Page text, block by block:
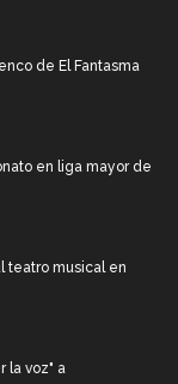
de El Fantasma
en liga mayor de
teatro musical en
la voz" a